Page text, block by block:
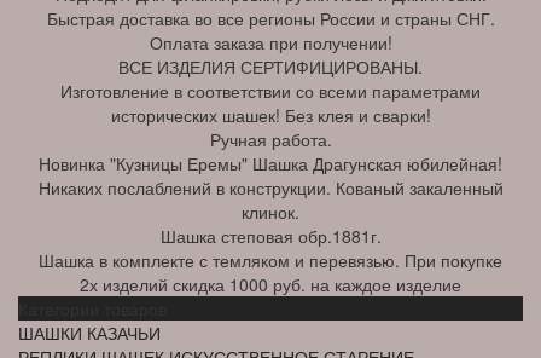
Быстрая доставка во все регионы России и страны СНГ.
Оплата заказа при получении!
ВСЕ ИЗДЕЛИЯ СЕРТИФИЦИРОВАНЫ.
Изготовление в соответствии со всеми параметрами
исторических шашек! Без клея и сварки!
Ручная работа.
Новинка "Кузницы Еремы" Шашка Драгунская юбилейная!
Никаких послаблений в конструкции. Кованый закаленный
клинок.
Шашка степовая обр.1881г.
Шашка в комплекте с темляком и перевязью. При покупке
2х изделий скидка 1000 руб. на каждое изделие
ШАШКИ КАЗАЧЬИ